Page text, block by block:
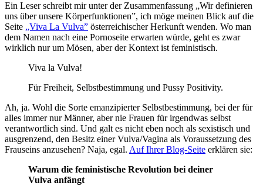
Ein Leser schreibt mir unter der Zusammenfassung „Wir definieren
uns über unsere Körperfunktionen”, ich möge meinen Blick auf die
Seite „Viva La Vulva” österreichischer Herkunft wenden. Wo man
dem Namen nach eine Pornoseite erwarten würde, geht es zwar
wirklich nur um Mösen, aber der Kontext ist feministisch.
Viva la Vulva!
Für Freiheit, Selbstbestimmung und Pussy Positivity.
Ah, ja. Wohl die Sorte emanzipierter Selbstbestimmung, bei der für
alles immer nur Männer, aber nie Frauen für irgendwas selbst
verantwortlich sind. Und galt es nicht eben noch als sexistisch und
ausgrenzend, den Besitz einer Vulva/Vagina als Voraussetzung des
Frauseins anzusehen? Naja, egal. Auf Ihrer Blog-Seite erklären sie:
Warum die feministische Revolution bei deiner
Vulva anfängt